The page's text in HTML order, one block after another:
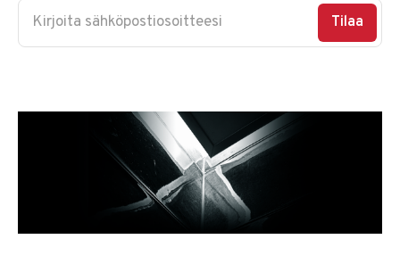
Kirjoita sähköpostiosoitteesi Tilaa